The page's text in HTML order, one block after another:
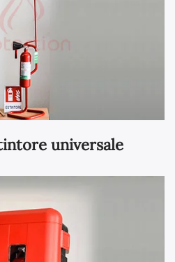
universale